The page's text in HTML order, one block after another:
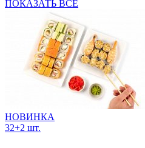
ПОКАЗАТЬ ВСЕ
НОВИНКА
32+2 шт.